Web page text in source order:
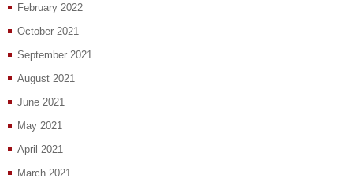
February 2022
October 2021
September 2021
August 2021
June 2021
May 2021
April 2021
March 2021